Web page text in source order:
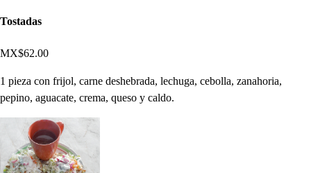
Tostadas
MX$62.00
1 pieza con frijol, carne deshebrada, lechuga, cebolla, zanahoria,
pepino, aguacate, crema, queso y caldo.